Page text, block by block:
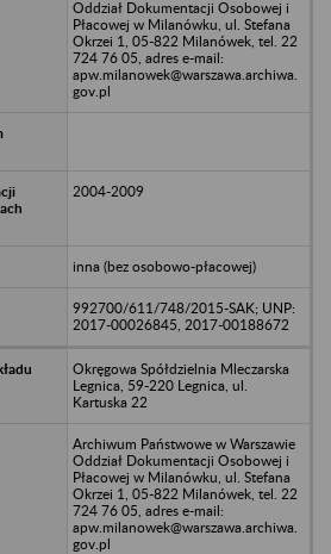
Oddział Dokumentacji Osobowej i
Płacowej w Milanówku, ul. Stefana
Okrzei 1, 05-822 Milanówek, tel. 22
724 76 05, adres e-mail:
apw.milanowek@warszawa.archiwa.
gov.pl
2004-2009
inna (bez osobowo-płacowej)
992700/611/748/2015-SAK; UNP:
2017-00026845, 2017-00188672
Okręgowa Spółdzielnia Mleczarska
Legnica, 59-220 Legnica, ul.
Kartuska 22
Archiwum Państwowe w Warszawie
Oddział Dokumentacji Osobowej i
Płacowej w Milanówku, ul. Stefana
Okrzei 1, 05-822 Milanówek, tel. 22
724 76 05, adres e-mail:
apw.milanowek@warszawa.archiwa.
gov.pl